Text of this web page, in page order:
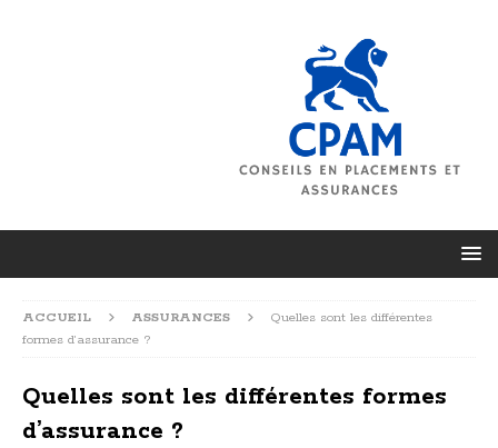
ACCUEIL ASSURANCES
Quelles sont les différentes
formes d’assurance ?
Quelles sont les différentes formes
d’assurance ?